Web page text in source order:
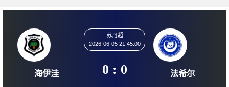
2026-06-05 21:45:00